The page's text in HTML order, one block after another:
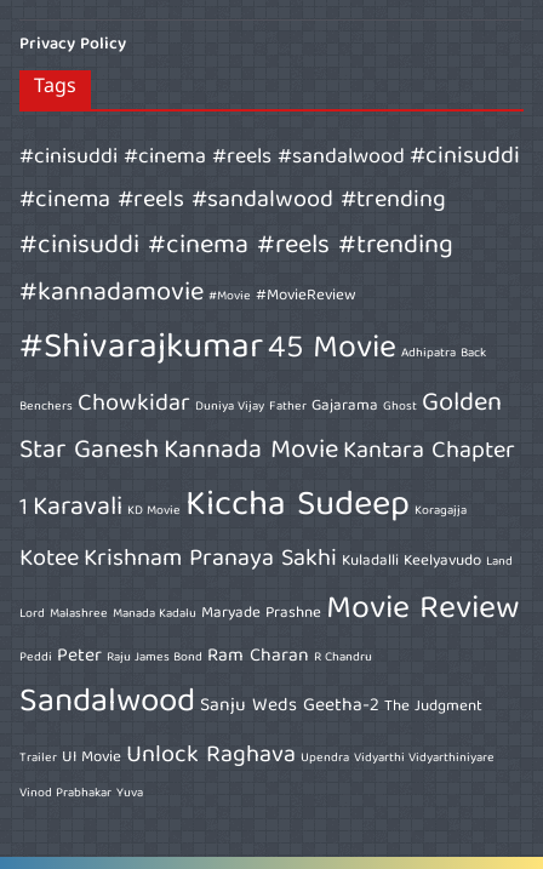
Privacy Policy
Tags
#cinisuddi #cinema #reels #sandalwood#cinisuddi
#cinema #reels #sandalwood #trending
#cinisuddi #cinema #reels #trending
#kannadamovie #Movie #MovieReview
#Shivarajkumar45 Movie Adhipatra Back
Benchers Chowkidar Duniya Vijay Father Gajarama Ghost Golden
Star GaneshKannada MovieKantara Chapter
1 Karavali KD Movie Kiccha Sudeep Koragajja
KoteeKrishnam Pranaya Sakhi Kuladalli Keelyavudo Land
Lord Malashree Manada Kadalu Maryade Prashne Movie Review
Peddi Peter Raju James Bond Ram Charan R Chandru
Sandalwood Sanju Weds Geetha-2 The Judgment
Trailer UI Movie Unlock Raghava Upendra Vidyarthi Vidyarthiniyare
Vinod Prabhakar Yuva